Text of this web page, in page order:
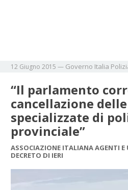
12 Giugno 2015 — Governo Italia
“Il parlamento
cancellazione
specializzate di
provinciale”
ASSOCIAZIONE ITALIANA AGENTI E
DECRETO DI IERI